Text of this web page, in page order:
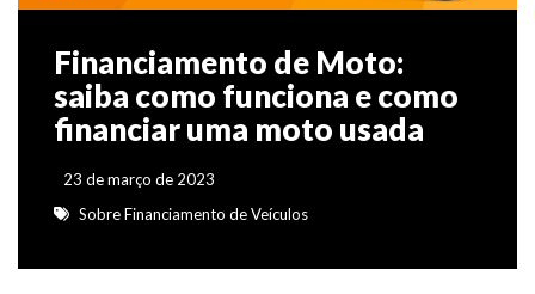
Financiamento de Moto:
saiba como funciona e como
financiar uma moto usada
23 de março de 2023
Sobre Financiamento de Veículos